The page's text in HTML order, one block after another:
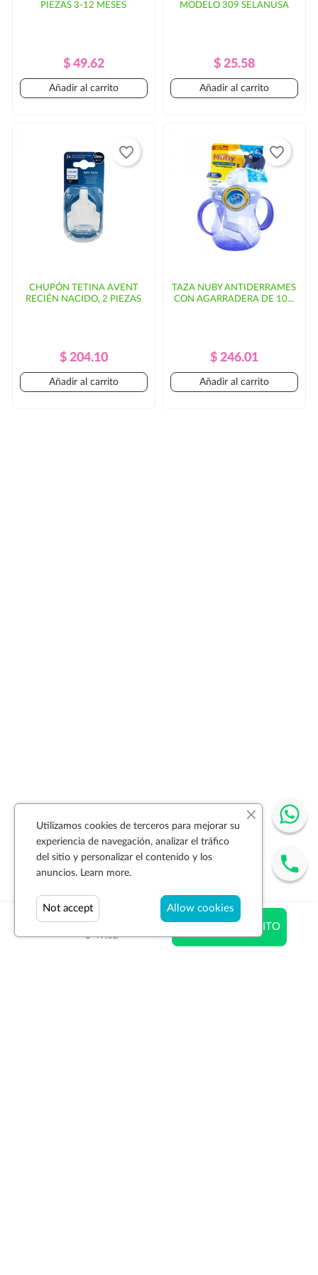
$ 49.62
$ 49.62
AÑADIR AL CARRITO
PIEZAS 3-12 MESES
Precio
Regular
Precio
$ 49.62
Añadir al carrito
MODELO 309 SELANUSA
Precio
Regular
Precio
$ 25.58
Añadir al carrito
CHUPÓN TETINA AVENT
RECIÉN NACIDO, 2 PIEZAS
Precio
Regular
Precio
$ 204.10
Añadir al carrito
favorite_border
TAZA NUBY ANTIDERRAMES
CON AGARRADERA DE 10...
Precio
Regular
Precio
$ 246.01
Añadir al carrito
favorite_border
Utilizamos cookies de terceros para mejorar su
experiencia de navegación, analizar el tráfico
del sitio y personalizar el contenido y los
anuncios. Learn more.
Allow cookies
Not accept